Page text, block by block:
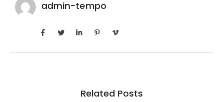
admin-tempo
Related Posts